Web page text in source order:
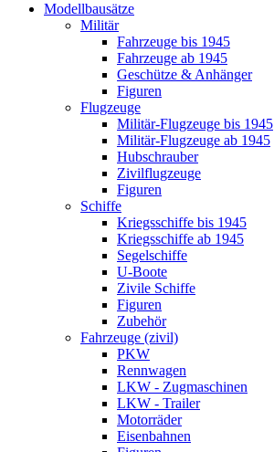
Modellbausätze
Militär
Fahrzeuge bis 1945
Fahrzeuge ab 1945
Geschütze & Anhänger
Figuren
Flugzeuge
Militär-Flugzeuge bis 1945
Militär-Flugzeuge ab 1945
Hubschrauber
Zivilflugzeuge
Figuren
Schiffe
Kriegsschiffe bis 1945
Kriegsschiffe ab 1945
Segelschiffe
U-Boote
Zivile Schiffe
Figuren
Zubehör
Fahrzeuge (zivil)
PKW
Rennwagen
LKW - Zugmaschinen
LKW - Trailer
Motorräder
Eisenbahnen